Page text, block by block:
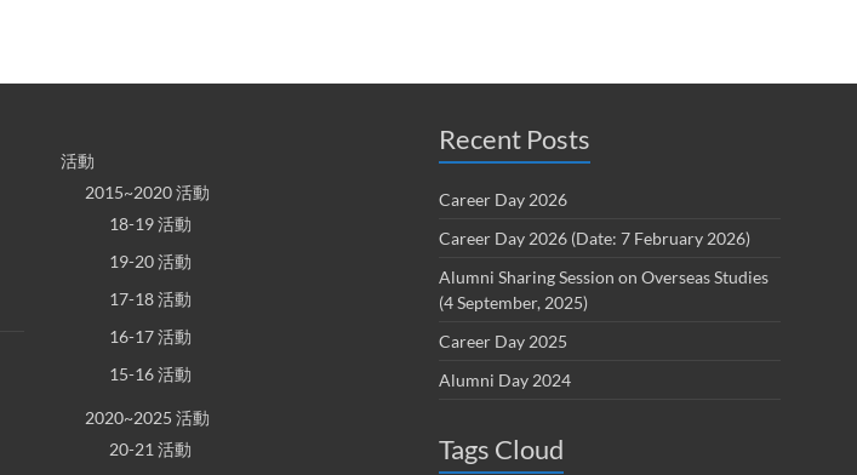
活動
2015~2020 活動
18-19 活動
19-20 活動
17-18 活動
16-17 活動
15-16 活動
2020~2025 活動
20-21 活動
Recent Posts
Career Day 2026
Career Day 2026 (Date: 7 February 2026)
Alumni Sharing Session on Overseas Studies
(4 September, 2025)
Career Day 2025
Alumni Day 2024
Tags Cloud